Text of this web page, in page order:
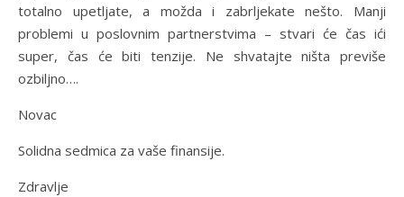
totalno upetljate, a možda i zabrljekate nešto. Manji
problemi u poslovnim partnerstvima – stvari će čas ići
super, čas će biti tenzije. Ne shvatajte ništa previše
ozbiljno….
Novac
Solidna sedmica za vaše finansije.
Zdravlje